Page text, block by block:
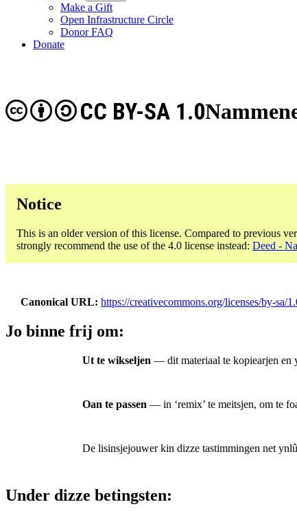
Make a Gift
Open Infrastructure Circle
Donor FAQ
Donate
CC BY-SA 1.0
Notice
This is an older version of this license. Compared to previous
strongly recommend the use of the 4.0 license instead: Deed -
Canonical URL https://creativecommons.org/licenses/by-sa/
Jo binne frij om:
Ut te wikseljen — dit materiaal te kopiearjen en
Oan te passen — in ‘remix’ te meitsjen, om te
De lisinsjejouwer kin dizze tastimmingen net
Under dizze betingsten: